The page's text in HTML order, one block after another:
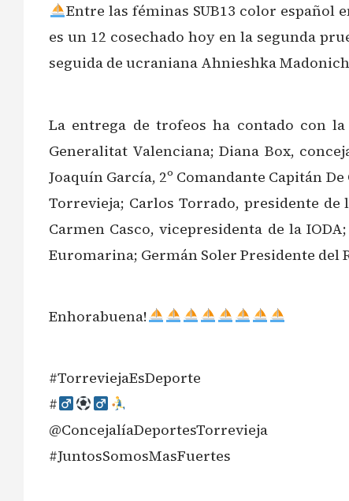
Entre las féminas SUB13 color español
es un 12 cosechado hoy en la segunda
seguida de ucraniana Ahnieshka
La entrega de trofeos ha contado con
Generalitat Valenciana; Diana Box,
Joaquín García, 2º Comandante Capitán
Torrevieja; Carlos Torrado, presidente de
Carmen Casco, vicepresidenta de la
Euromarina; Germán Soler Presidente del
Enhorabuena!
#TorreviejaEsDeporte
#‍
@ConcejalíaDeportesTorrevieja
#JuntosSomosMasFuertes